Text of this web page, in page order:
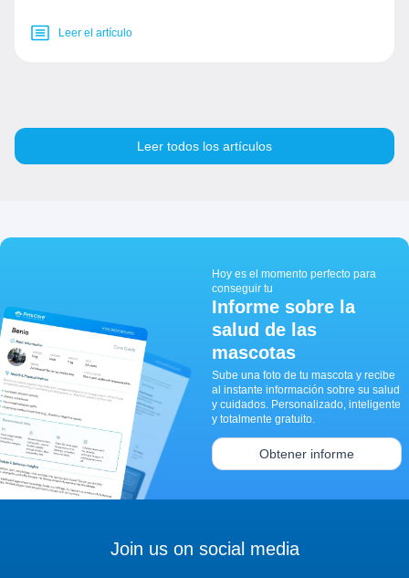
Leer el artículo
Leer todos los artículos
Hoy es el momento perfecto para
conseguir tu
Informe sobre la
salud de las
mascotas
Sube una foto de tu mascota y recibe
al instante información sobre su salud
y cuidados. Personalizado, inteligente
y totalmente gratuito.
Obtener informe
Join us on social media